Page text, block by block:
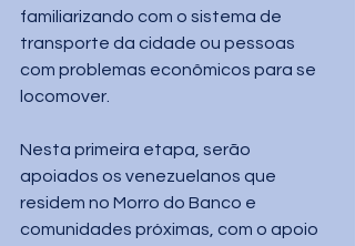
familiarizando com o sistema de
transporte da cidade ou pessoas
com problemas econômicos para se
locomover.
Nesta primeira etapa, serão
apoiados os venezuelanos que
residem no Morro do Banco e
comunidades próximas, com o apoio